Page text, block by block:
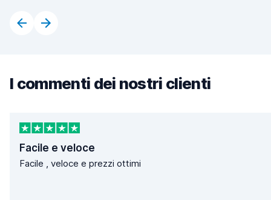
I commenti dei nostri clienti
Facile e veloce
Facile , veloce e prezzi ottimi